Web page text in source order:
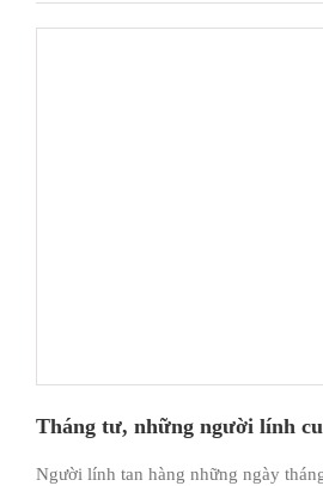
Tháng tư, những người lính
Người lính tan hàng những ngày